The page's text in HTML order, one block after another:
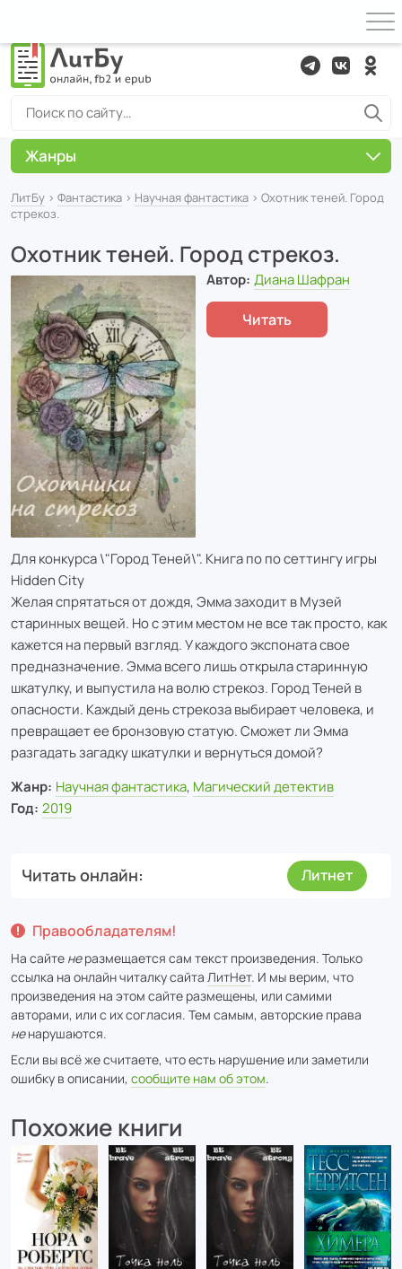
ЛитБу › Фантастика › Научная фантастика › Охотник теней. Город
стрекоз.
Охотник теней. Город стрекоз.
Автор: Диана Шафран
Читать
Для конкурса \"Город Теней\". Книга по по сеттингу игры
Hidden City
Желая спрятаться от дождя, Эмма заходит в Музей
старинных вещей. Но с этим местом не все так просто, как
кажется на первый взгляд. У каждого экспоната свое
предназначение. Эмма всего лишь открыла старинную
шкатулку, и выпустила на волю стрекоз. Город Теней в
опасности. Каждый день стрекоза выбирает человека, и
превращает ее бронзовую статую. Сможет ли Эмма
разгадать загадку шкатулки и вернуться домой?
Жанр: Научная фантастика, Магический детектив
Год: 2019
Читать онлайн Литнет
Правообладателям!
На сайте неразмещается сам текст произведения. Только
ссылка на онлайн читалку сайта ЛитНет. И мы верим, что
произведения на этом сайте размещены, или самими
авторами, или с их согласия. Тем самым, авторские права
ненарушаются.
Если вы всё же считаете, что есть нарушение или заметили
ошибку в описании, сообщите нам об этом.
Похожие книги
Жанры